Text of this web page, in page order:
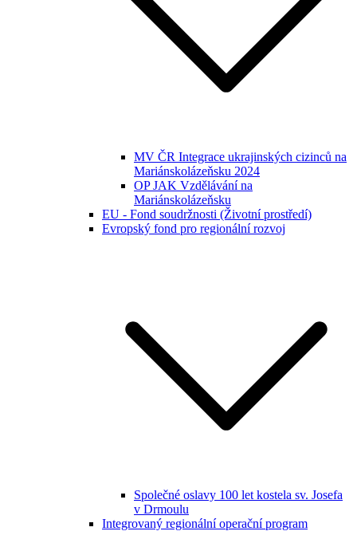
MV ČR Integrace ukrajinských cizinců na
Mariánskolázeňsku 2024
OP JAK Vzdělávání na
Mariánskolázeňsku
EU - Fond soudržnosti (Životní prostředí)
Evropský fond pro regionální rozvoj
Společné oslavy 100 let kostela sv. Josefa
v Drmoulu
Integrovaný regionální operační program